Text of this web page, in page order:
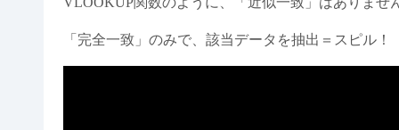
「完全一致」のみで、該当データを抽出＝スピル！